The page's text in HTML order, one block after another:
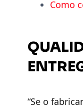
Como
“Se o